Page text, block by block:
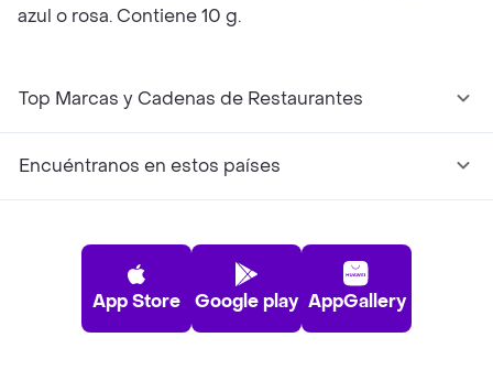
azul o rosa. Contiene 10 g.
Top Marcas y Cadenas de Restaurantes
Encuéntranos en estos países
App Store Google play AppGallery